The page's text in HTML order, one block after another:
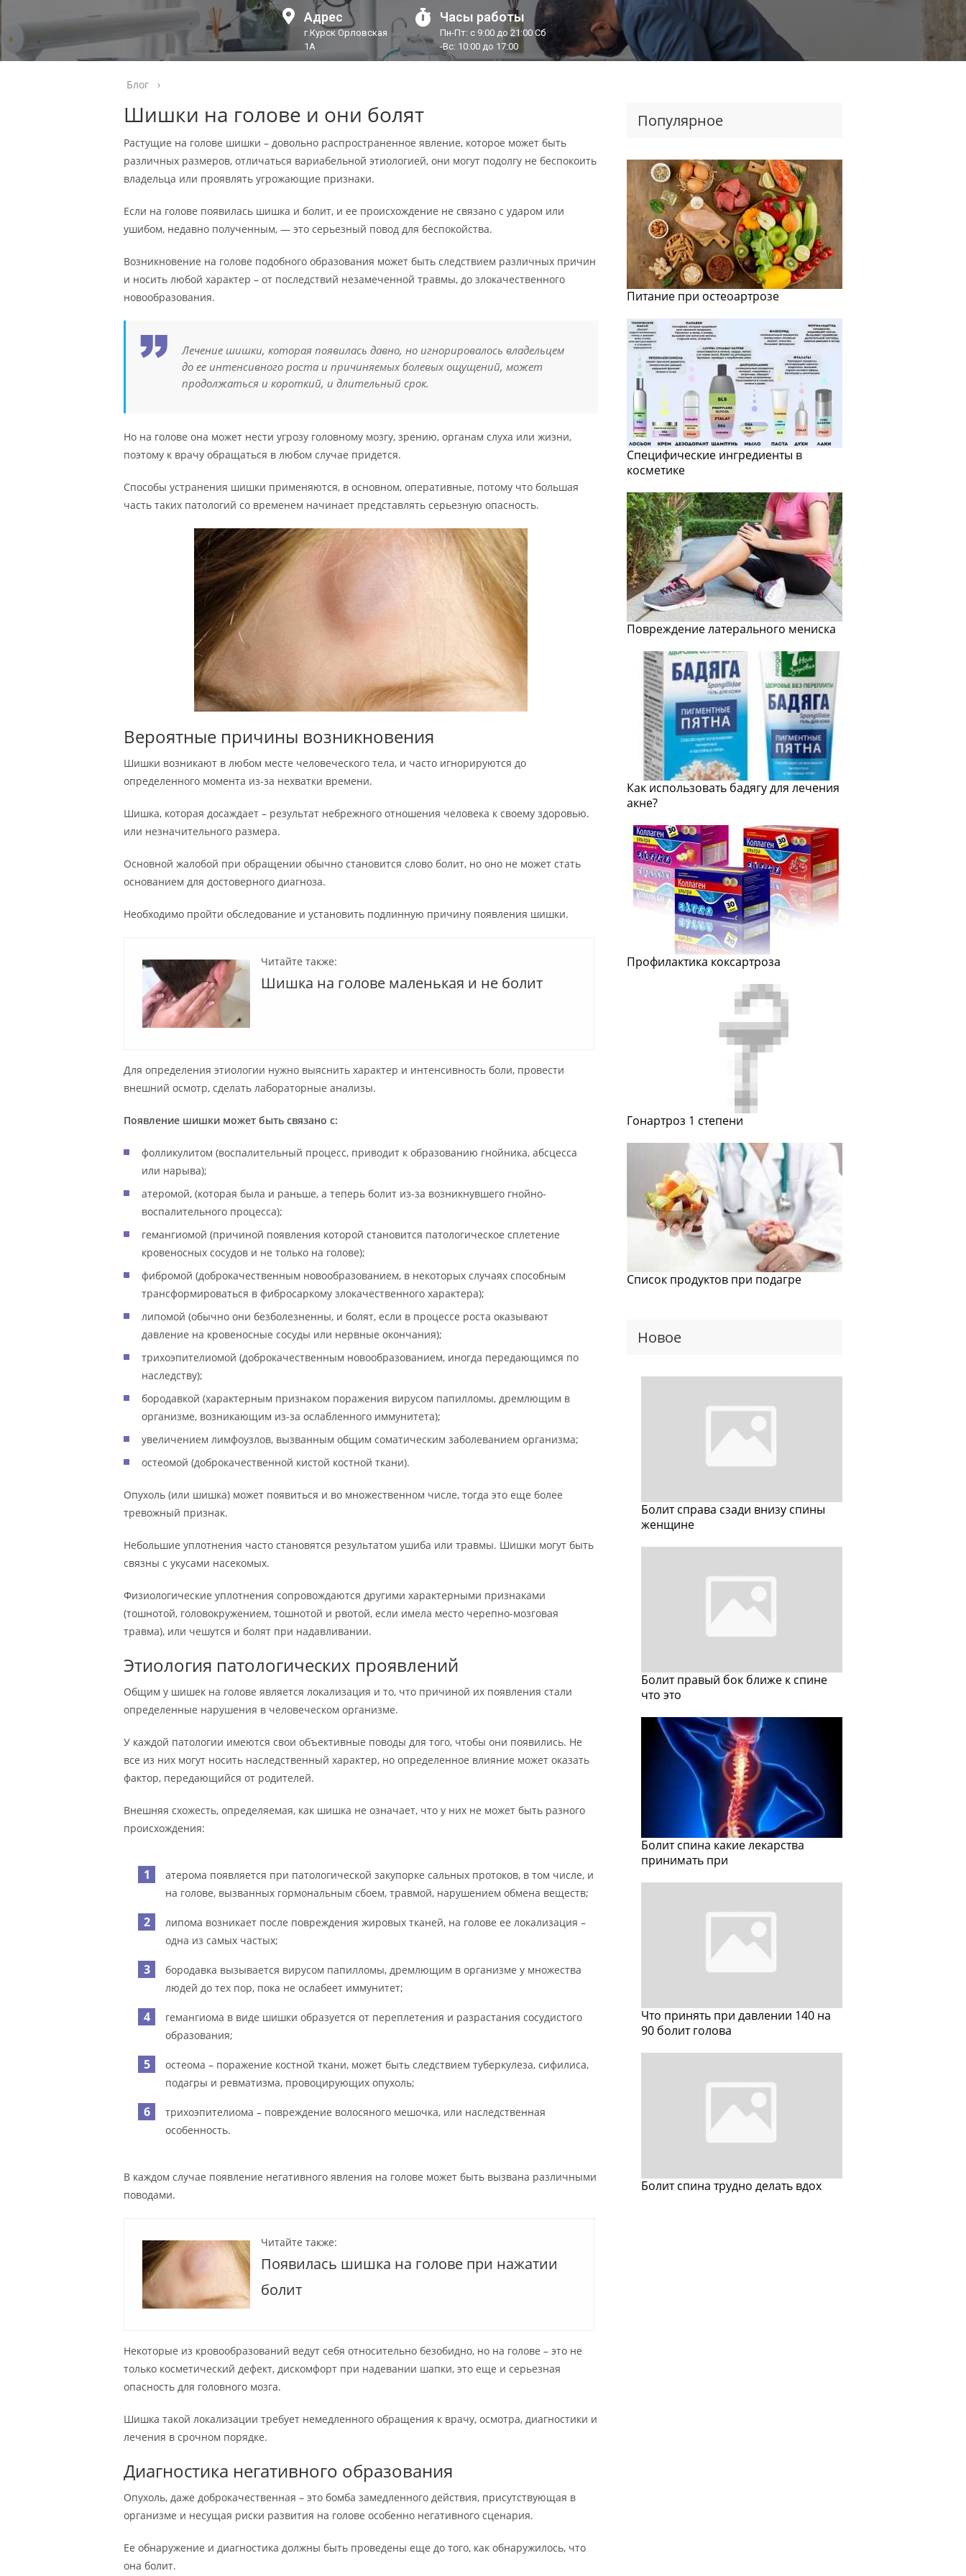
Адрес
г.Курск Орловская
1А
Часы работы
Пн-Пт: с 9:00 до 21:00 Сб
-Вс: 10:00 до 17:00
Блог ›
Шишки на голове и они болят
Растущие на голове шишки – довольно распространенное явление, которое может быть
различных размеров, отличаться вариабельной этиологией, они могут подолгу не беспокоить
владельца или проявлять угрожающие признаки.
Если на голове появилась шишка и болит, и ее происхождение не связано с ударом или
ушибом, недавно полученным, — это серьезный повод для беспокойства.
Возникновение на голове подобного образования может быть следствием различных причин
и носить любой характер – от последствий незамеченной травмы, до злокачественного
новообразования.
Лечение шишки, которая появилась давно, но игнорировалось владельцем
до ее интенсивного роста и причиняемых болевых ощущений, может
продолжаться и короткий, и длительный срок.
Но на голове она может нести угрозу головному мозгу, зрению, органам слуха или жизни,
поэтому к врачу обращаться в любом случае придется.
Способы устранения шишки применяются, в основном, оперативные, потому что большая
часть таких патологий со временем начинает представлять серьезную опасность.
Вероятные причины возникновения
Шишки возникают в любом месте человеческого тела, и часто игнорируются до
определенного момента из-за нехватки времени.
Шишка, которая досаждает – результат небрежного отношения человека к своему здоровью.
или незначительного размера.
Основной жалобой при обращении обычно становится слово болит, но оно не может стать
основанием для достоверного диагноза.
Необходимо пройти обследование и установить подлинную причину появления шишки.
Читайте также:
Шишка на голове маленькая и не болит
Для определения этиологии нужно выяснить характер и интенсивность боли, провести
внешний осмотр, сделать лабораторные анализы.
Появление шишки может быть связано с:
фолликулитом (воспалительный процесс, приводит к образованию гнойника, абсцесса
или нарыва);
атеромой, (которая была и раньше, а теперь болит из-за возникнувшего гнойно-
воспалительного процесса);
гемангиомой (причиной появления которой становится патологическое сплетение
кровеносных сосудов и не только на голове);
фибромой (доброкачественным новообразованием, в некоторых случаях способным
трансформироваться в фибросаркому злокачественного характера);
липомой (обычно они безболезненны, и болят, если в процессе роста оказывают
давление на кровеносные сосуды или нервные окончания);
трихоэпителиомой (доброкачественным новообразованием, иногда передающимся по
наследству);
бородавкой (характерным признаком поражения вирусом папилломы, дремлющим в
организме, возникающим из-за ослабленного иммунитета);
увеличением лимфоузлов, вызванным общим соматическим заболеванием организма;
остеомой (доброкачественной кистой костной ткани).
Опухоль (или шишка) может появиться и во множественном числе, тогда это еще более
тревожный признак.
Небольшие уплотнения часто становятся результатом ушиба или травмы. Шишки могут быть
связны с укусами насекомых.
Физиологические уплотнения сопровождаются другими характерными признаками
(тошнотой, головокружением, тошнотой и рвотой, если имела место черепно-мозговая
травма), или чешутся и болят при надавливании.
Этиология патологических проявлений
Общим у шишек на голове является локализация и то, что причиной их появления стали
определенные нарушения в человеческом организме.
У каждой патологии имеются свои объективные поводы для того, чтобы они появились. Не
все из них могут носить наследственный характер, но определенное влияние может оказать
фактор, передающийся от родителей.
Внешняя схожесть, определяемая, как шишка не означает, что у них не может быть разного
происхождения:
атерома появляется при патологической закупорке сальных протоков, в том числе, и
на голове, вызванных гормональным сбоем, травмой, нарушением обмена веществ;
липома возникает после повреждения жировых тканей, на голове ее локализация –
одна из самых частых;
бородавка вызывается вирусом папилломы, дремлющим в организме у множества
людей до тех пор, пока не ослабеет иммунитет;
гемангиома в виде шишки образуется от переплетения и разрастания сосудистого
образования;
остеома – поражение костной ткани, может быть следствием туберкулеза, сифилиса,
подагры и ревматизма, провоцирующих опухоль;
трихоэпителиома – повреждение волосяного мешочка, или наследственная
особенность.
В каждом случае появление негативного явления на голове может быть вызвана различными
поводами.
Читайте также:
Появилась шишка на голове при нажатии
болит
Некоторые из кровообразований ведут себя относительно безобидно, но на голове – это не
только косметический дефект, дискомфорт при надевании шапки, это еще и серьезная
опасность для головного мозга.
Шишка такой локализации требует немедленного обращения к врачу, осмотра, диагностики и
лечения в срочном порядке.
Диагностика негативного образования
Опухоль, даже доброкачественная – это бомба замедленного действия, присутствующая в
организме и несущая риски развития на голове особенно негативного сценария.
Ее обнаружение и диагностика должны быть проведены еще до того, как обнаружилось, что
она болит.
Популярное
Питание при остеоартрозе
Специфические ингредиенты в
косметике
Повреждение латерального мениска
Как использовать бадягу для лечения
акне?
Профилактика коксартроза
Гонартроз 1 степени
Список продуктов при подагре
Новое
Болит справа сзади внизу спины
женщине
Болит правый бок ближе к спине
что это
Болит спина какие лекарства
принимать при
Что принять при давлении 140 на
90 болит голова
Болит спина трудно делать вдох